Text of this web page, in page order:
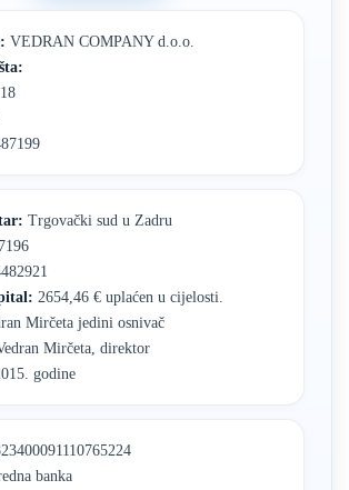
VEDRAN COMPANY d.o.o.
Trgovački sud u Zadru
2654,46 € uplaćen u cijelosti.
Mirčeta jedini osnivač
Mirčeta, direktor
godine
banka